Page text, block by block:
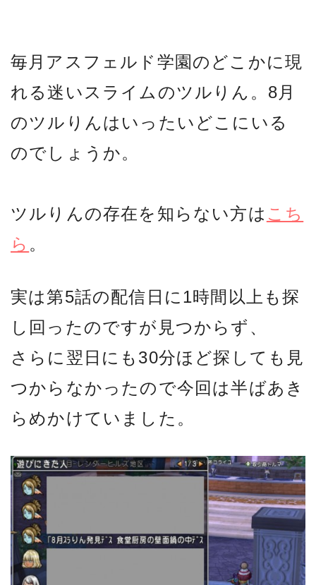
毎月アスフェルド学園のどこかに現
れる迷いスライムのツルりん。8月
のツルりんはいったいどこにいる
のでしょうか。
ツルりんの存在を知らない方は こち
ら 。
実は第5話の配信日に1時間以上も探
し回ったのですが見つからず、
さらに翌日にも30分ほど探しても見
つからなかったので今回は半ばあき
らめかけていました。